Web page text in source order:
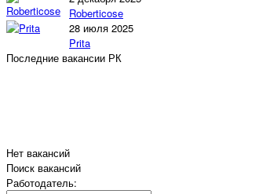
Roberticose
28 июля 2025
Prita
Последние вакансии РК
Нет вакансий
Поиск вакансий
Работодатель: